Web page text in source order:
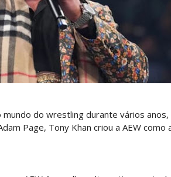
SummerSlam 2002 -
do wrestling durante vários
Page, Tony Khan criou a AEW como